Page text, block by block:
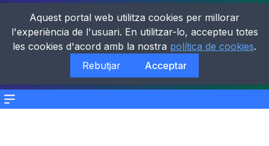
Menu
Aquest portal web utilitza cookies per millorar
l'experiència de l'usuari. En utilitzar-lo, accepteu totes
les cookies d'acord amb la nostra política de cookies.
Rebutjar
Acceptar